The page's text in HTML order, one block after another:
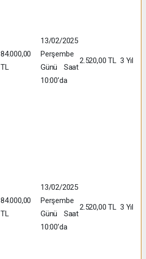
84.000,00
TL
13/02/2025
Perşembe
Günü Saat
10:00’da
2.520,00 TL 3 Yıl
84.000,00
TL
13/02/2025
Perşembe
Günü Saat
10:00’da
2.520,00 TL 3 Yıl